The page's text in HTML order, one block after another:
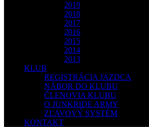
2019
2018
2017
2016
2015
2014
2013
KLUB
REGISTRÁCIA JAZDCA
NÁBOR DO KLUBU
ČLENOVIA KLUBU
O JUNKRIDE ARMY
ZĽAVOVÝ SYSTÉM
KONTAKT